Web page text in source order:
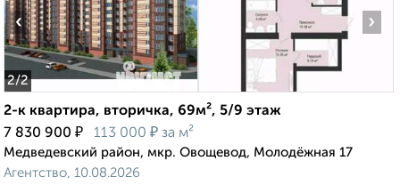
2/2
‹ ›
2-к квартира, вторичка, 69м², 5/9 этаж
7 830 900 ₽ 113 000 ₽ за м²
Медведевский район, мкр. Овощевод, Молодёжная 17
Агентство, 10.08.2026